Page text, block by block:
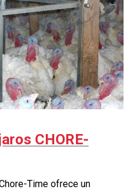
CHORE-
Time ofrece un